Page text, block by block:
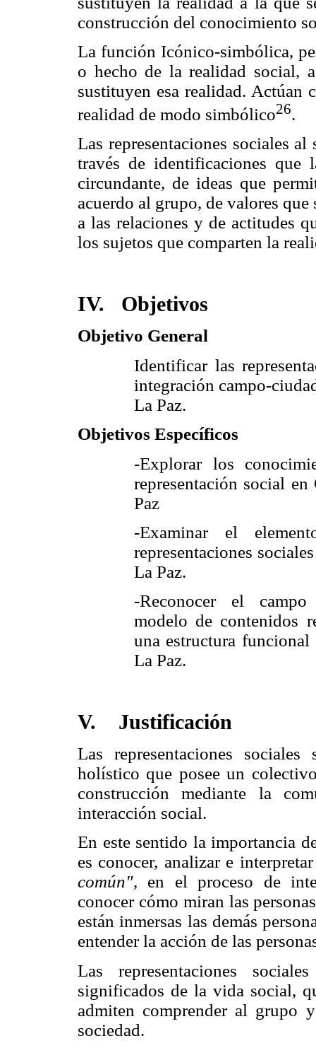
construcción del conocimiento
La función Icónico-simbólica,
o hecho de la realidad social,
sustituyen esa realidad. Actúan
realidad de modo simbólico26.
Las representaciones sociales
través de identificaciones que
circundante, de ideas que
acuerdo al grupo, de valores
a las relaciones y de actitudes
los sujetos que comparten la
IV. Objetivos
Objetivo General
Identificar las
integración campo-
La Paz.
Objetivos Específicos
-Explorar los
representación social
Paz
-Examinar el
representaciones
La Paz.
-Reconocer el campo
modelo de contenidos
una estructura
La Paz.
V. Justificación
Las representaciones
holístico que posee un
construcción mediante la
interacción social.
En este sentido la importancia
es conocer, analizar e
común", en el proceso de
conocer cómo miran las
están inmersas las demás
entender la acción de las
Las representaciones
significados de la vida social,
admiten comprender al grupo
sociedad.